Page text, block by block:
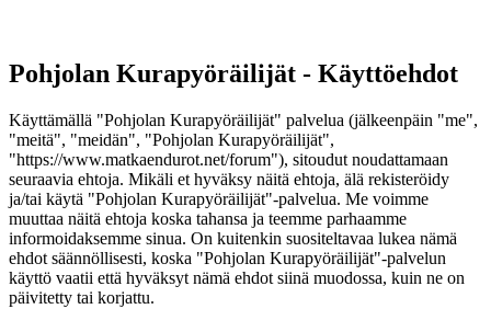
Pohjolan Kurapyöräilijät - Käyttöehdot
Käyttämällä "Pohjolan Kurapyöräilijät" palvelua (jälkeenpäin "me",
"meitä", "meidän", "Pohjolan Kurapyöräilijät",
"https://www.matkaendurot.net/forum"), sitoudut noudattamaan
seuraavia ehtoja. Mikäli et hyväksy näitä ehtoja, älä rekisteröidy
ja/tai käytä "Pohjolan Kurapyöräilijät"-palvelua. Me voimme
muuttaa näitä ehtoja koska tahansa ja teemme parhaamme
informoidaksemme sinua. On kuitenkin suositeltavaa lukea nämä
ehdot säännöllisesti, koska "Pohjolan Kurapyöräilijät"-palvelun
käyttö vaatii että hyväksyt nämä ehdot siinä muodossa, kuin ne on
päivitetty tai korjattu.